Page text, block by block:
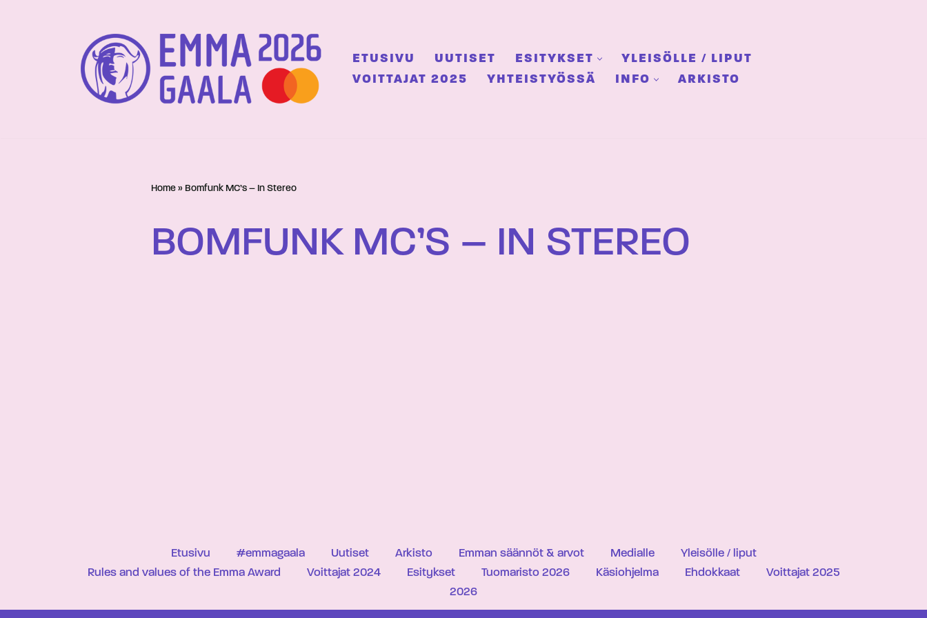
ETUSIVU UUTISET ESITYKSET
YLEISÖLLE / LIPUT
VOITTAJAT 2025
YHTEISTYÖSSÄ INFO ARKISTO
Home » Bomfunk MC’s – In Stereo
BOMFUNK MC’S – IN STEREO
Etusivu #emmagaala Uutiset Arkisto Emman säännöt & arvot Medialle
Yleisölle / liput
Rules and values of the Emma Award
Voittajat 2024 Esitykset Tuomaristo 2026 Käsiohjelma Ehdokkaat
Voittajat 2025
2026